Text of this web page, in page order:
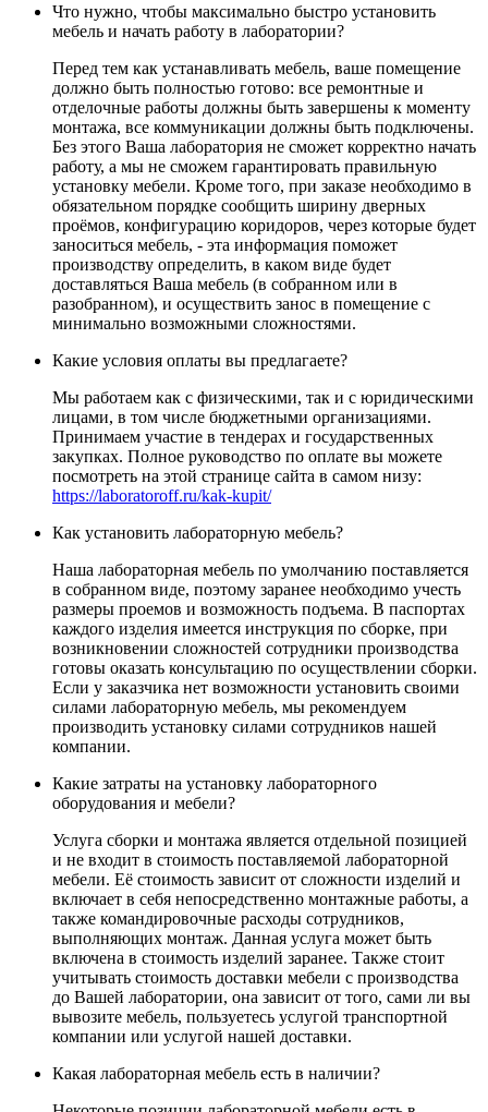
Что нужно, чтобы максимально быстро установить
мебель и начать работу в лаборатории?
Перед тем как устанавливать мебель, ваше помещение
должно быть полностью готово: все ремонтные и
отделочные работы должны быть завершены к моменту
монтажа, все коммуникации должны быть подключены.
Без этого Ваша лаборатория не сможет корректно начать
работу, а мы не сможем гарантировать правильную
установку мебели. Кроме того, при заказе необходимо в
обязательном порядке сообщить ширину дверных
проёмов, конфигурацию коридоров, через которые будет
заноситься мебель, - эта информация поможет
производству определить, в каком виде будет
доставляться Ваша мебель (в собранном или в
разобранном), и осуществить занос в помещение с
минимально возможными сложностями.
Какие условия оплаты вы предлагаете?
Мы работаем как с физическими, так и с юридическими
лицами, в том числе бюджетными организациями.
Принимаем участие в тендерах и государственных
закупках. Полное руководство по оплате вы можете
посмотреть на этой странице сайта в самом низу:
https://laboratoroff.ru/kak-kupit/
Как установить лабораторную мебель?
Наша лабораторная мебель по умолчанию поставляется
в собранном виде, поэтому заранее необходимо учесть
размеры проемов и возможность подъема. В паспортах
каждого изделия имеется инструкция по сборке, при
возникновении сложностей сотрудники производства
готовы оказать консультацию по осуществлении сборки.
Если у заказчика нет возможности установить своими
силами лабораторную мебель, мы рекомендуем
производить установку силами сотрудников нашей
компании.
Какие затраты на установку лабораторного
оборудования и мебели?
Услуга сборки и монтажа является отдельной позицией
и не входит в стоимость поставляемой лабораторной
мебели. Её стоимость зависит от сложности изделий и
включает в себя непосредственно монтажные работы, а
также командировочные расходы сотрудников,
выполняющих монтаж. Данная услуга может быть
включена в стоимость изделий заранее. Также стоит
учитывать стоимость доставки мебели с производства
до Вашей лаборатории, она зависит от того, сами ли вы
вывозите мебель, пользуетесь услугой транспортной
компании или услугой нашей доставки.
Какая лабораторная мебель есть в наличии?